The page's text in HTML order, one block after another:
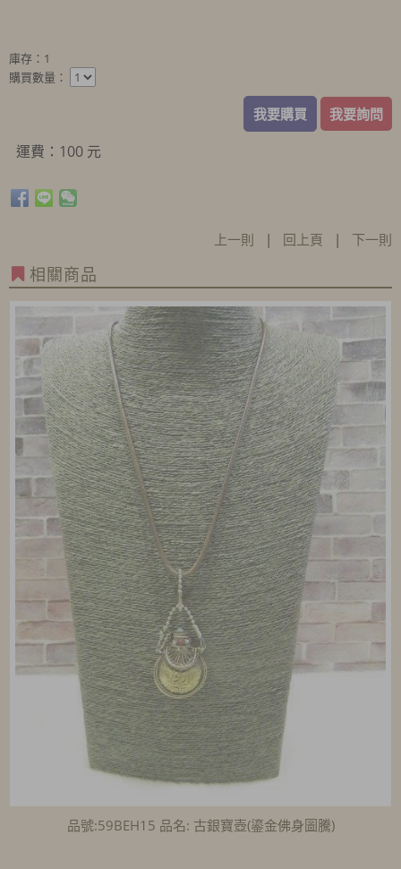
庫存：1
購買數量：
我要購買 我要詢問
運費：100 元
上一則 | 回上頁 | 下一則
相關商品
品號:59BEH15 品名: 古銀寶壺(鎏金佛身圖騰)